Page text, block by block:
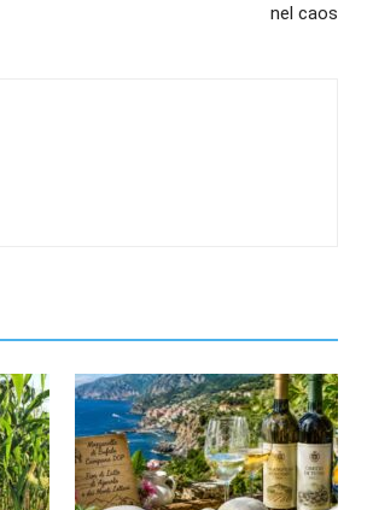
nel caos